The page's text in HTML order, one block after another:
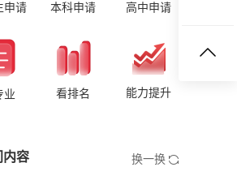
申请 本科申请 高中申请
业 看排名 能力提升
内容 换一换